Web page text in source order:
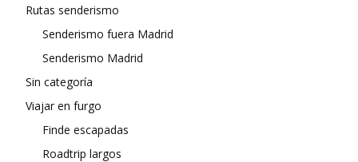
Rutas senderismo
Senderismo fuera Madrid
Senderismo Madrid
Sin categoría
Viajar en furgo
Finde escapadas
Roadtrip largos